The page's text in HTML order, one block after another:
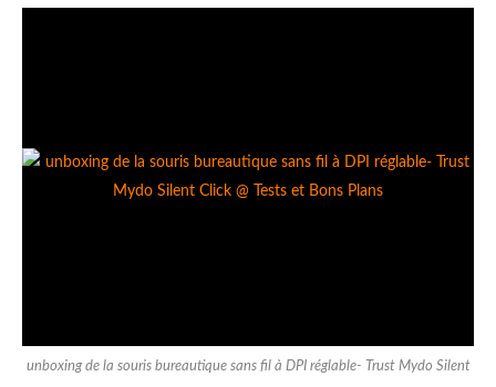
unboxing de la souris bureautique sans fil à DPI réglable- Trust Mydo Silent